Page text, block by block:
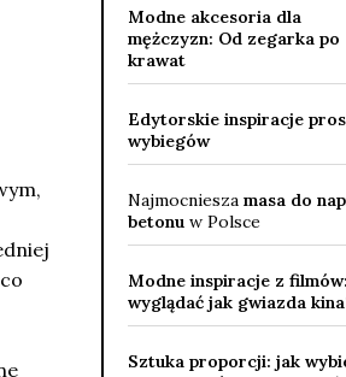
Modne akcesoria dla
mężczyzn: Od zegarka po
krawat
Edytorskie inspiracje
wybiegów
Najmocniesza masa do
betonuw Polsce
Modne inspiracje z
wyglądać jak gwiazda
Sztuka proporcji: jak